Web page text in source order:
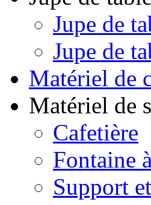
Jupe de
Jupe de
Matériel de
Matériel de
Cafetière
Fontaine
Support